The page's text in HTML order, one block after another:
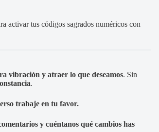
activar tus códigos sagrados numéricos con
vibración y atraer lo que deseamos. Sin
.
trabaje en tu favor.
y cuéntanos qué cambios has